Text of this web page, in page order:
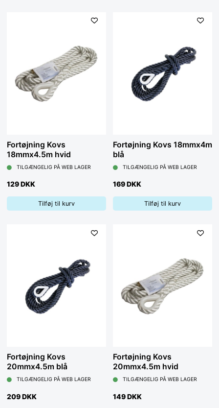
Fortøjning Kovs
18mmx4.5m hvid
TILGÆNGELIG PÅ WEB LAGER
129 DKK
Tilføj til kurv
Fortøjning Kovs 18mmx4m
blå
TILGÆNGELIG PÅ WEB LAGER
169 DKK
Tilføj til kurv
Fortøjning Kovs
20mmx4.5m blå
TILGÆNGELIG PÅ WEB LAGER
209 DKK
Fortøjning Kovs
20mmx4.5m hvid
TILGÆNGELIG PÅ WEB LAGER
149 DKK